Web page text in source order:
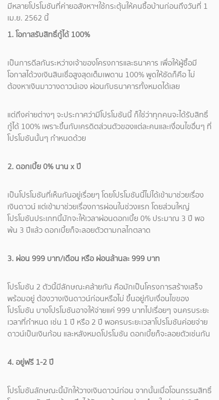
มีหลายโปรโมชันที่ค่ายอสังหาฯใช้กระตุ้นให้คนซื้อบ้านก่อนถึงวันที่ 1
เม.ย. 2562 นี้
1. โอกาสรับสิทธิ์กู้ได้ 100%
เป็นการดีลกันระหว่างเจ้าของโครงการและธนาคาร เพื่อให้ผู้ซื้อมี
โอกาสได้วงเงินสินเชื่อสูงสุดเต็มเพดาน 100% พูดให้ชัดก็คือ ไม่
ต้องหาเงินมาวางดาวน์เอง ผ่อนกับธนาคารทั้งหมดได้เลย
แต่ถึงค่ายต่างๆ จะประกาศว่ามีโปรโมชันนี้ ก็ใช่ว่าทุกคนจะได้รับสิทธิ์
กู้ได้ 100% เพราะขึ้นกับเครดิตส่วนตัวของแต่ละคนและเงื่อนไขอื่นๆ ที่
โปรโมชันนั้นๆ กำหนดด้วย
2. ดอกเบี้ย 0% นาน x ปี
เป็นโปรโมชันที่เห็นกันอยู่เรื่อยๆ โดยโปรโมชันนี้ไม่ได้เข้ามาช่วยเรื่อง
เงินดาวน์ แต่เข้ามาช่วยเรื่องการผ่อนในช่วงแรก โดยส่วนใหญ่
โปรโมชันประเภทนี้มักจะให้เวลาผ่อนดอกเบี้ย 0% ประมาณ 3 ปี พอ
พ้น 3 ปีแล้ว ดอกเบี้ยก็จะลอยตัวตามกลไกตลาด
3. ผ่อน 999 บาท/เดือน หรือ ผ่อนล้านละ 999 บาท
โปรโมชัน 2 ตัวนี้มีลักษณะคล้ายกัน คือมักเป็นโครงการสร้างเสร็จ
พร้อมอยู่ ต้องวางเงินดาวน์ก่อนหรือไม่ ขึ้นอยู่กับเงื่อนไขของ
โปรโมชัน บางโปรโมชันอาจให้จ่ายแค่ 999 บาทไปเรื่อยๆ จนครบระยะ
เวลาที่กำหนด เช่น 1 ปี หรือ 2 ปี พอครบระยะเวลาโปรโมชันค่อยจ่าย
ดาวน์เป็นเงินก้อน และหลังหมดโปรโมชัน ดอกเบี้ยก็จะลอยตัวเช่นกัน
4. อยู่ฟรี 1-2 ปี
โปรโมชันลักษณะนี้มักให้วางเงินดาวน์ก่อน จากนั้นเมื่อโอนกรรมสิทธิ์